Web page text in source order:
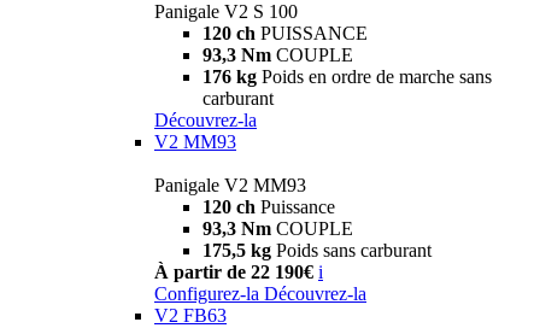
Panigale V2 S 100
120 ch PUISSANCE
93,3 Nm COUPLE
176 kg Poids en ordre de marche sans
carburant
Découvrez-la
V2 MM93
Panigale V2 MM93
120 ch Puissance
93,3 Nm COUPLE
175,5 kg Poids sans carburant
À partir de 22 190€ i
Configurez-la Découvrez-la
V2 FB63